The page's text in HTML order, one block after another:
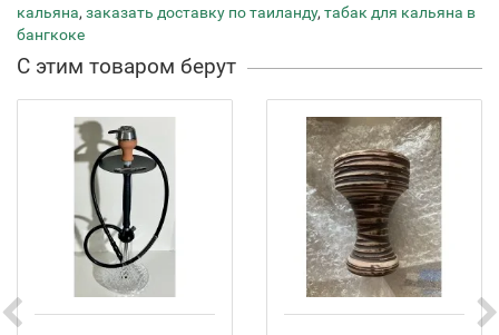
кальяна, заказать доставку по таиланду, табак для кальяна в
бангкоке
С этим товаром берут